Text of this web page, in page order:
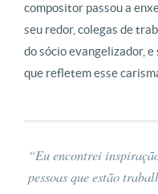
compositor passou a
seu redor, colegas de
do sócio evangelizador,
que refletem esse
“Eu encontrei
pessoas que estão